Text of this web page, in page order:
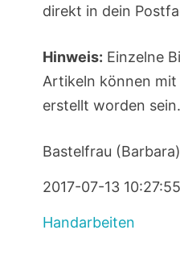
direkt in dein
Hinweis: Einzelne
Artikeln können mit
erstellt worden sein.
Bastelfrau (Barbara)
2017-07-13 10:27:55
Handarbeiten